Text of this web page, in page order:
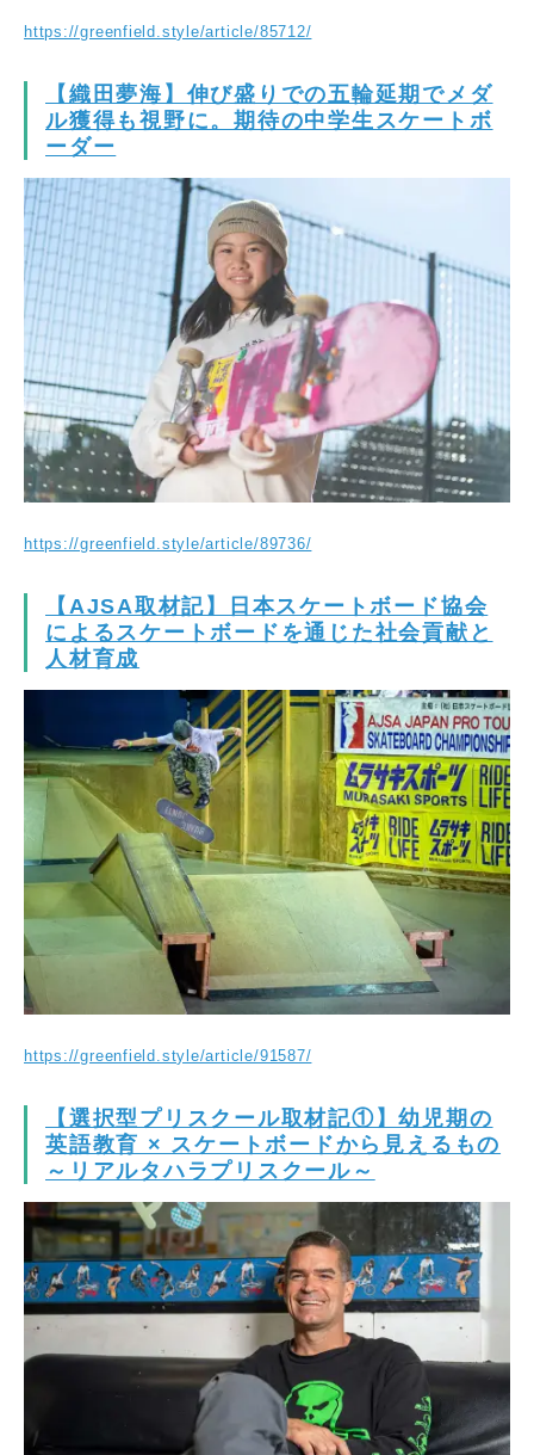
https://greenfield.style/article/85712/
【織田夢海】伸び盛りでの五輪延期でメダ
ル獲得も視野に。期待の中学生スケートボ
ーダー
https://greenfield.style/article/89736/
【AJSA取材記】日本スケートボード協会
によるスケートボードを通じた社会貢献と
人材育成
https://greenfield.style/article/91587/
【選択型プリスクール取材記①】幼児期の
英語教育 × スケートボードから見えるもの
～リアルタハラプリスクール～